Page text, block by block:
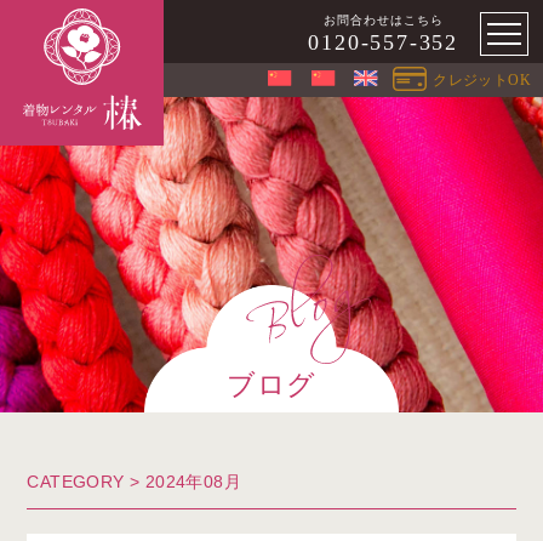
お問合わせはこちら
0120-557-352
クレジットOK
ブログ
CATEGORY > 2024年08月